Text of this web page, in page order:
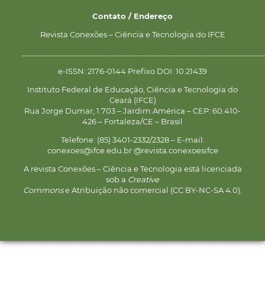
Contato / Endereço
Revista Conexões – Ciência e Tecnologia do IFCE
e-ISSN: 2176-0144 Prefixo DOI: 10.21439
Instituto Federal de Educação, Ciência e Tecnologia do
Ceará (IFCE)
Rua Jorge Dumar, 1.703 – Jardim América – CEP: 60.410-
426 – Fortaleza/CE – Brasil
Telefone: (85) 3401-2332/2328 – E-mail:
conexoes@ifce.edu.br @revista.conexoesifce
A revista Conexões – Ciência e Tecnologia está licenciada
sob a Creative
Commonse Atribuição não comercial (CC BY-NC-SA 4.0).